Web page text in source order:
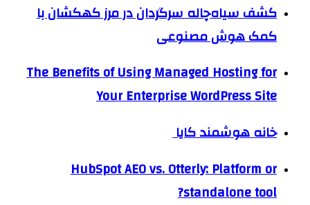
کشف سیاه‌چاله سرگردان در مرز کهکشان با
کمک هوش مصنوعی
The Benefits of Using Managed Hosting for
Your Enterprise WordPress Site
خانه هوشمند کایا
HubSpot AEO vs. Otterly: Platform or
standalone tool?